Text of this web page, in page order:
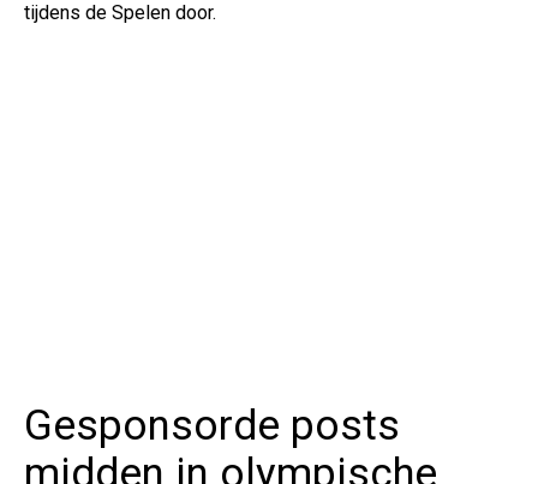
tijdens de Spelen door.
Gesponsorde posts
midden in olympische